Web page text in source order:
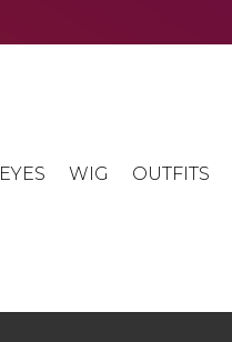
EYES WIG OUTFITS